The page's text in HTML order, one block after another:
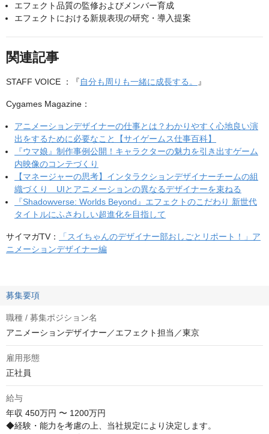
エフェクト品質の監修およびメンバー育成
エフェクトにおける新規表現の研究・導入提案
関連記事
STAFF VOICE ：『自分も周りも一緒に成長する。 』
Cygames Magazine：
アニメーションデザイナーの仕事とは？わかりやすく心地良い演
出をするために必要なこと【サイゲームス仕事百科】
『ウマ娘』制作事例公開！キャラクターの魅力を引き出すゲーム
内映像のコンテづくり
【マネージャーの思考】インタラクションデザイナーチームの組
織づくり UIとアニメーションの異なるデザイナーを束ねる
『Shadowverse: Worlds Beyond』エフェクトのこだわり 新世代
タイトルにふさわしい超進化を目指して
サイマガTV：
「スイちゃんのデザイナー部おしごとリポート！」ア
ニメーションデザイナー編
募集要項
職種 / 募集ポジション名
アニメーションデザイナー／エフェクト担当／東京
雇用形態
正社員
給与
年収 450万円 〜 1200万円
◆経験・能力を考慮の上、当社規定により決定します。